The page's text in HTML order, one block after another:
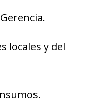
locales y del